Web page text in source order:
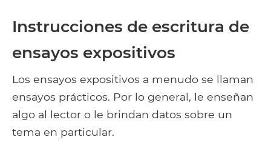
Instrucciones de escritura de
ensayos expositivos
Los ensayos expositivos a menudo se llaman
ensayos prácticos. Por lo general, le enseñan
algo al lector o le brindan datos sobre un
tema en particular.